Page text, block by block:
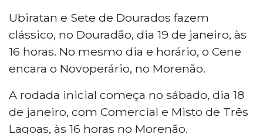
Ubiratan e Sete de Dourados fazem
clássico, no Douradão, dia 19 de janeiro, às
16 horas. No mesmo dia e horário, o Cene
encara o Novoperário, no Morenão.
A rodada inicial começa no sábado, dia 18
de janeiro, com Comercial e Misto de Três
Lagoas, às 16 horas no Morenão.